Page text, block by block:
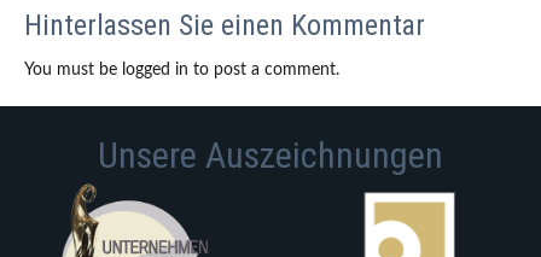
Hinterlassen Sie einen Kommentar
You must be logged in to post a comment.
Unsere Auszeichnungen